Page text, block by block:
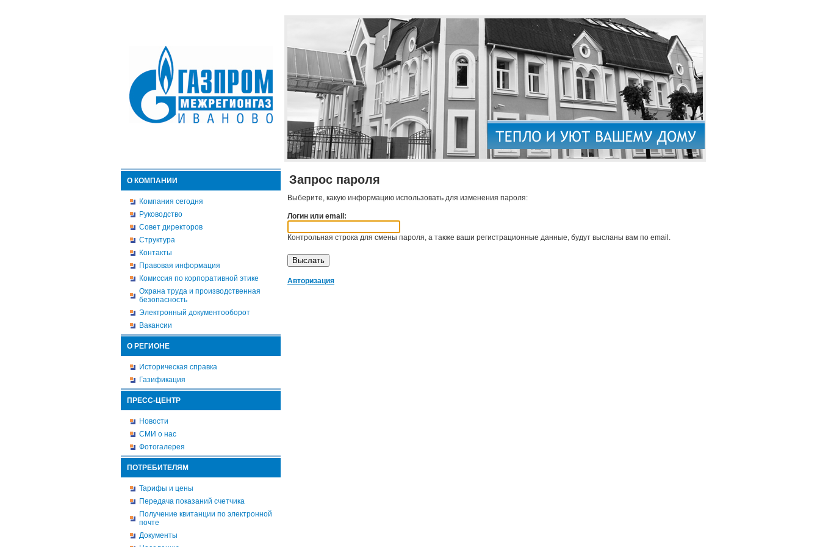
О КОМПАНИИ
Компания сегодня
Руководство
Совет директоров
Структура
Контакты
Правовая информация
Комиссия по корпоративной этике
Охрана труда и производственная
безопасность
Электронный документооборот
Вакансии
О РЕГИОНЕ
Историческая справка
Газификация
ПРЕСС-ЦЕНТР
Новости
СМИ о нас
Фотогалерея
ПОТРЕБИТЕЛЯМ
Тарифы и цены
Передача показаний счетчика
Получение квитанции по электронной
почте
Документы
Запрос пароля
Выберите, какую информацию использовать для изменения пароля:
Логин или email:
Контрольная строка для смены пароля, а также ваши регистрационные данные, будут высланы вам по email.
Авторизация